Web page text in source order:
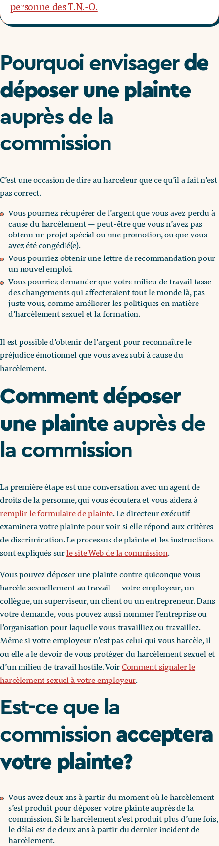
personne des T.N.-O.
Pourquoi envisager de
déposer une plainte
auprès de la
commission
C’est une occasion de dire au harceleur que ce qu’il a fait n’est
pas correct.
Vous pourriez récupérer de l’argent que vous avez perdu à
cause du harcèlement — peut-être que vous n’avez pas
obtenu un projet spécial ou une promotion, ou que vous
avez été congédié(e).
Vous pourriez obtenir une lettre de recommandation pour
un nouvel emploi.
Vous pourriez demander que votre milieu de travail fasse
des changements qui affecteraient tout le monde là, pas
juste vous, comme améliorer les politiques en matière
d’harcèlement sexuel et la formation.
Il est possible d’obtenir de l’argent pour reconnaître le
préjudice émotionnel que vous avez subi à cause du
harcèlement.
Comment déposer
une plainteauprès de
la commission
La première étape est une conversation avec un agent de
droits de la personne, qui vous écoutera et vous aidera à
remplir le formulaire de plainte. Le directeur exécutif
examinera votre plainte pour voir si elle répond aux critères
de discrimination. Le processus de plainte et les instructions
sont expliqués surle site Web de la commission.
Vous pouvez déposer une plainte contre quiconque vous
harcèle sexuellement au travail — votre employeur, un
collègue, un superviseur, un client ou un entrepreneur. Dans
votre demande, vous pouvez aussi nommer l’entreprise ou
l’organisation pour laquelle vous travailliez ou travaillez.
Même si votre employeur n’est pas celui qui vous harcèle, il
ou elle a le devoir de vous protéger du harcèlement sexuel et
d’un milieu de travail hostile. VoirComment signaler le
harcèlement sexuel à votre employeur.
Est-ce que la
commission acceptera
votre plainte?
Vous avez deux ans à partir du moment où le harcèlement
s’est produit pour déposer votre plainte auprès de la
commission. Si le harcèlement s’est produit plus d’une fois,
le délai est de deux ans à partir du dernier incident de
harcèlement.